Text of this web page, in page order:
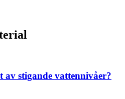
av stigande vattennivåer?